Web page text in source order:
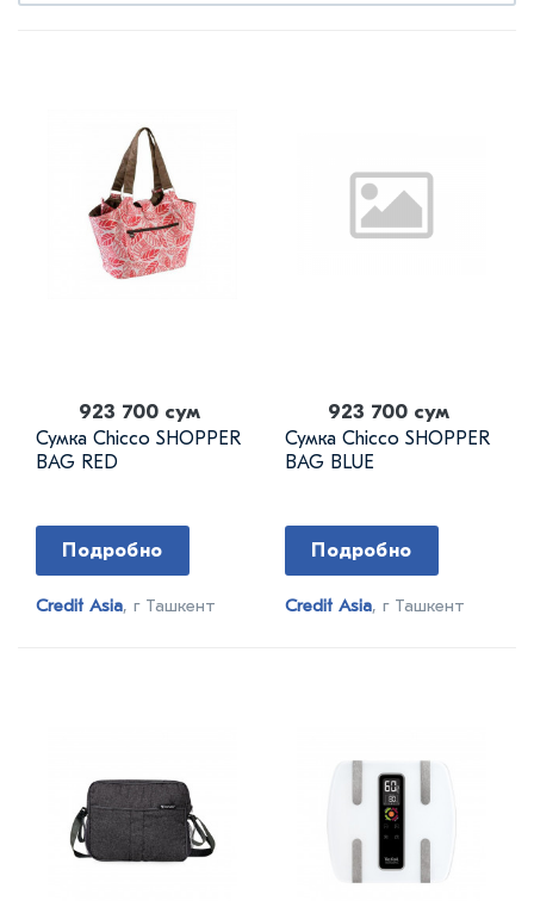
923 700 сум
Сумка Chicco SHOPPER
BAG RED
Подробно
Credit Asia, г Ташкент
923 700 сум
Сумка Chicco SHOPPER
BAG BLUE
Подробно
Credit Asia, г Ташкент